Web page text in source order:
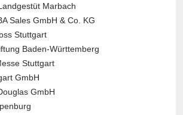
Marbach
Sales GmbH & Co. KG
Stuttgart
Baden-Württemberg
Stuttgart
GmbH
GmbH